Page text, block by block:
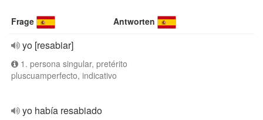
Frage Antworten
yo [resabiar]
1. persona singular, pretérito
pluscuamperfecto, indicativo
yo había resabiado